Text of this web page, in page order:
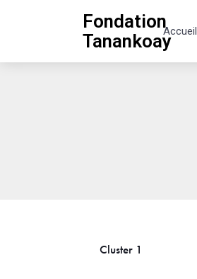
Fondation
TanankoayAccueil
Cluster 1